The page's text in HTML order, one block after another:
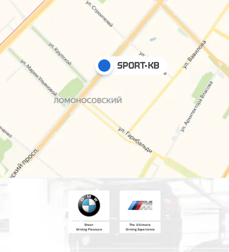
Sheer
Driving Pleasure
The Ultimate
Driving Experience